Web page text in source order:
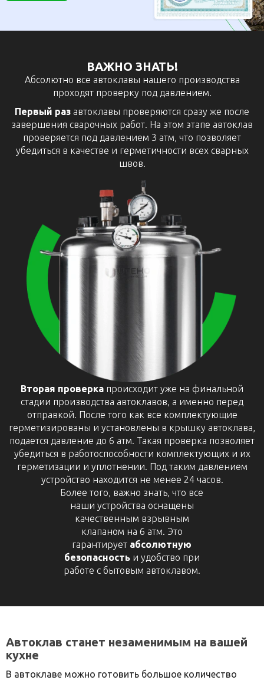
ВАЖНО ЗНАТЬ!
Абсолютно все автоклавы нашего производства
проходят проверку под давлением.
Первый раз автоклавы проверяются сразу же после
завершения сварочных работ. На этом этапе автоклав
проверяется под давлением 3 атм, что позволяет
убедиться в качестве и герметичности всех сварных
швов.
Вторая проверка происходит уже на финальной
стадии производства автоклавов, а именно перед
отправкой. После того как все комплектующие
герметизированы и установлены в крышку автоклава,
подается давление до 6 атм. Такая проверка позволяет
убедиться в работоспособности комплектующих и их
герметизации и уплотнении. Под таким давлением
устройство находится не менее 24 часов.
Более того, важно знать, что все
наши устройства оснащены
качественным взрывным
клапаном на 6 атм. Это
гарантирует абсолютную
безопасностьи удобство при
работе с бытовым автоклавом.
Автоклав станет незаменимым на вашей
кухне
В автоклаве можно готовить большое количество